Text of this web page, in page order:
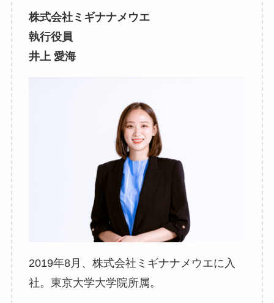
株式会社ミギナナメウエ
執行役員
井上 愛海
2019年8月、株式会社ミギナナメウエに入
社。東京大学大学院所属。